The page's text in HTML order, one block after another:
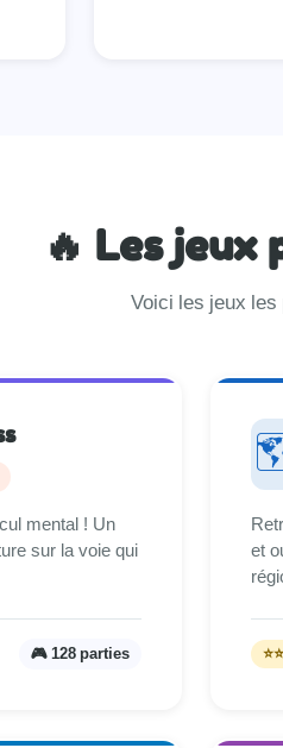
🔥 Les
Voici les jeux
mental ! Un
sur la voie qui
🎮 128 parties
et